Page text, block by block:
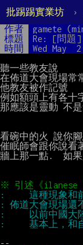
批踢踢實業坊 ›
作者 gamete
標題
Re: [問題]
時間
Wed May
聽一些教友說
在佈道大會現場
他教友被作記號
例如額頭上有各十
那應該是靈動 不
看碗中的火 說你
催眠師會跟你說看
牆上那一點.  如果